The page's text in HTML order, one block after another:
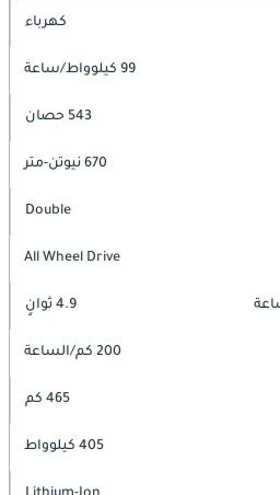
كهرباء
99 كيلوواط/ساعة
543 حصان
670 نيوتن-متر
Double
All Wheel Drive
4.9 ثوانٍ
200 كم/الساعة
465 كم
405 كيلوواط